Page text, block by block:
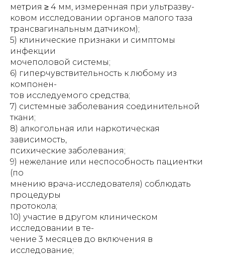
метрия ≥ 4 мм, измеренная при ультразву-
ковом исследовании органов малого таза
трансвагинальным датчиком);
5) клинические признаки и симптомы
инфекции
мочеполовой системы;
6) гиперчувствительность к любому из
компонен-
тов исследуемого средства;
7) системные заболевания соединительной
ткани;
8) алкогольная или наркотическая
зависимость,
психические заболевания;
9) нежелание или неспособность пациентки
(по
мнению врача-исследователя) соблюдать
процедуры
протокола;
10) участие в другом клиническом
исследовании в те-
чение 3 месяцев до включения в
исследование;